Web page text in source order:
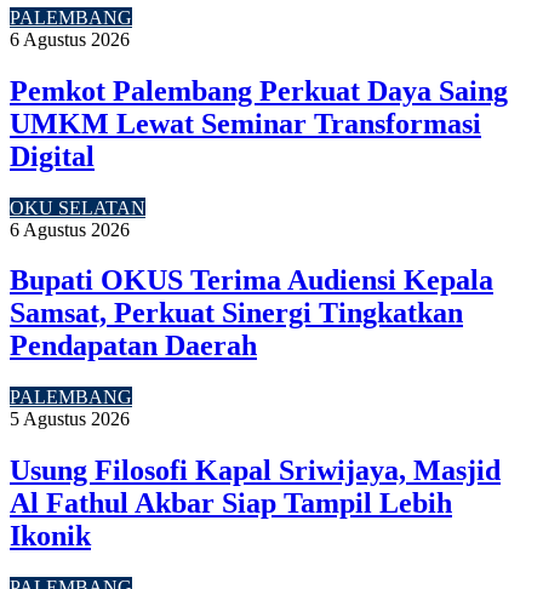
PALEMBANG
6 Agustus 2026
Pemkot Palembang Perkuat Daya Saing
UMKM Lewat Seminar Transformasi
Digital
OKU SELATAN
6 Agustus 2026
Bupati OKUS Terima Audiensi Kepala
Samsat, Perkuat Sinergi Tingkatkan
Pendapatan Daerah
PALEMBANG
5 Agustus 2026
Usung Filosofi Kapal Sriwijaya, Masjid
Al Fathul Akbar Siap Tampil Lebih
Ikonik